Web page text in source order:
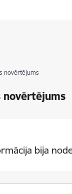
novērtējums
novērtējums
bija
noderīga?